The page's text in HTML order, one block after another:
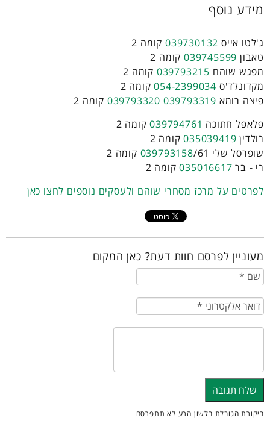
מידע נוסף
ג'לטו אייס 039730132 קומה 2
טאבון 039745599 קומה 2
מפגש שוהם 039793215 קומה 2
מקדונלד'ס
קומה 2
פיצה רומא 039793319
039793320 קומה 2
פלאפל חתוכה 039794761 קומה 2
רולדין 035039419 קומה 2
שופרסל שלי
039793158/61 קומה 2
רי - בר 035016617 קומה 2
לפרטים על מרכז מסחרי שוהם ולעסקים נוספים לחצו כאן
מעוניין לפרסם חוות דעת? כאן המקום
ביקורת הגובלת בלשון הרע לא תתפרסם